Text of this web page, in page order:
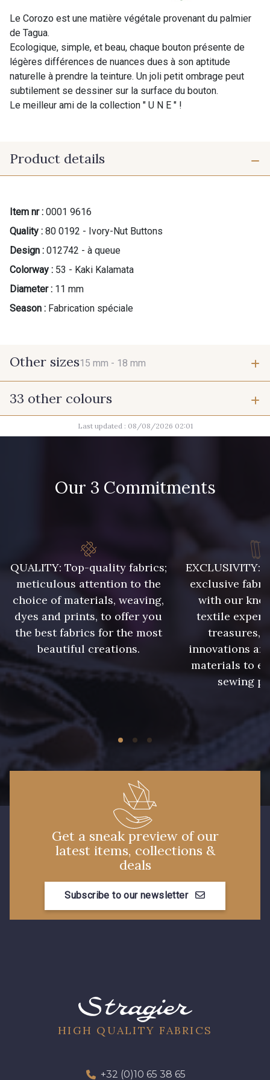
Le Corozo est une matière végétale provenant du palmier
de Tagua.
Ecologique, simple, et beau, chaque bouton présente de
légères différences de nuances dues à son aptitude
naturelle à prendre la teinture. Un joli petit ombrage peut
subtilement se dessiner sur la surface du bouton.
Le meilleur ami de la collection " U N E " !
Product details
Item nr : 0001 9616
Quality : 80 0192 - Ivory-Nut Buttons
Design : 012742 - à queue
Colorway : 53 - Kaki Kalamata
Diameter : 11 mm
Season : Fabrication spéciale
Other sizes15 mm - 18 mm
15 mm
33 other colours
07342 - Bleu Méditerranée 07378 - Bleu Optimiste
43 - Jaune Safran 44 - Bleu Jeans clair
45 - Menthe
46 - Rose Zéphyr
47 - Prunelle
34 - Marine
35 - Rose Cyclamen
37 - Jaune Poussin 38 - Jaune Soleil
49 - Bleu Niagara
Last updated : 08/08/2026 02:01
Our 3 Commitments
QUALITY: Top-quality fabrics;
meticulous attention to the
choice of materials, weaving,
dyes and prints, to offer you
the best fabrics for the most
beautiful creations.
EXCLUSIVITY:
exclusive
with our
textile
treasures,
innovations
materials to
sewing
Get a sneak preview of our
latest items, collections &
deals
Subscribe to our newsletter
HIGH QUALITY FABRICS
+32 (0)10 65 38 65